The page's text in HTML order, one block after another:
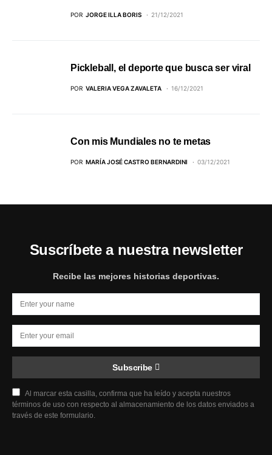
POR JORGE ILLA BORIS 21/12/2021
Pickleball, el deporte que busca ser viral
POR VALERIA VEGA ZAVALETA 16/12/2021
Con mis Mundiales no te metas
POR MARÍA JOSÉ CASTRO BERNARDINI 03/12/2021
Suscríbete a nuestra newsletter
Recibe las mejores historias deportivas.
Subscribe
Al marcar esta casilla, confirma que ha leído y acepta nuestros
términos de uso con respecto al almacenamiento de los datos enviados a
través de este formulario.